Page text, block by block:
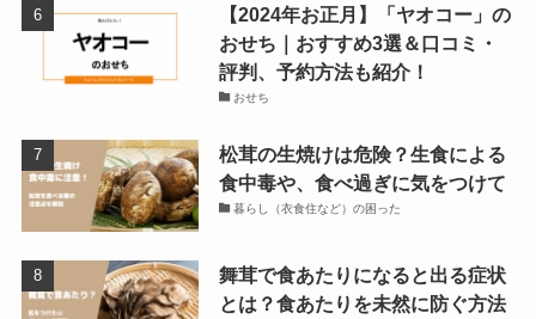
【2024年お正月】「ヤオコー」の
おせち｜おすすめ3選＆口コミ・
評判、予約方法も紹介！
おせち
松茸の生焼けは危険？生食による
食中毒や、食べ過ぎに気をつけて
暮らし（衣食住など）の困った
舞茸で食あたりになると出る症状
とは？食あたりを未然に防ぐ方法